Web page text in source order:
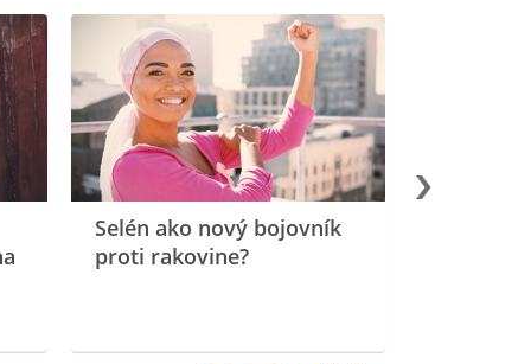
Selén ako nový bojovník
proti rakovine?